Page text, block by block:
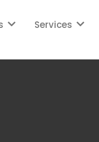
Services